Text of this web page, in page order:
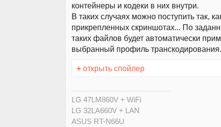
контейнеры и кодеки в них внутри.
В таких случаях можно поступить так,
прикрепленных скриншотах... По
таких файлов будет автоматически
выбранный профиль
+ открыть спойлер
LG 47LM860V + WiFi
LG 32LA660V + LAN
ASUS RT-N66U